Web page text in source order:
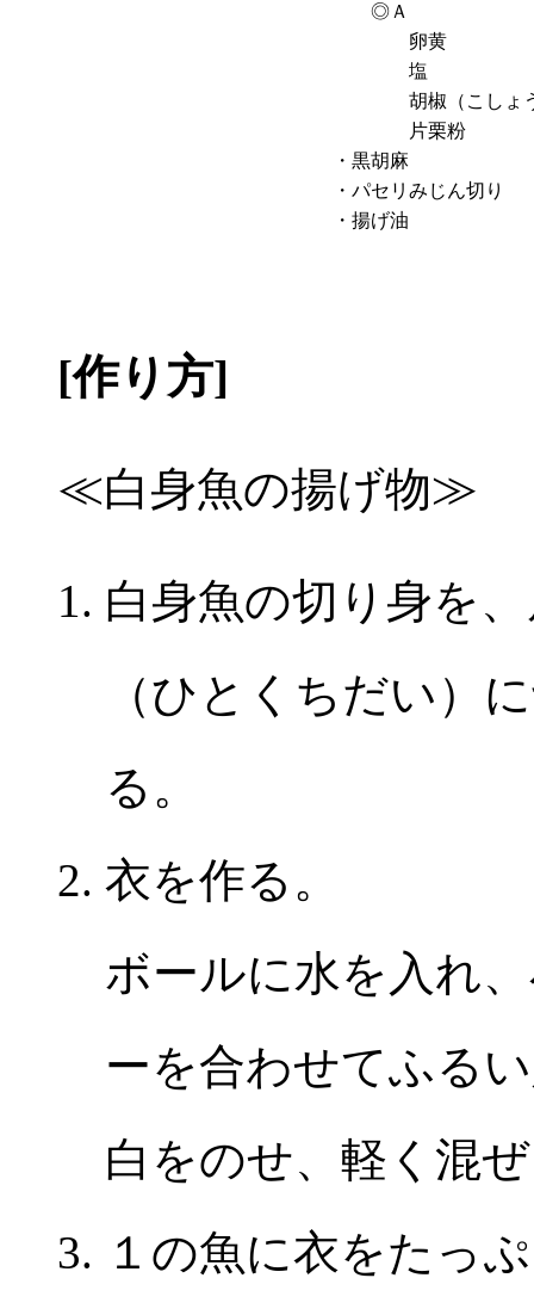
◎Ａ
卵黄
塩
胡椒（こしょ
片栗粉
・黒胡麻
・パセリみじん切り
・揚げ油
[作り方]
≪白身魚の揚げ物≫
白身魚の切り身を
（ひとくちだい）
る。
衣を作る。
ボールに水を入れ
ーを合わせてふる
白をのせ、軽く混
１の魚に衣をたっ